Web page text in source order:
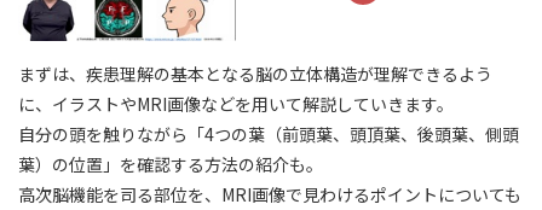
まずは、疾患理解の基本となる脳の立体構造が理解できるよう
に、イラストやMRI画像などを用いて解説していきます。
自分の頭を触りながら「4つの葉（前頭葉、頭頂葉、後頭葉、側頭
葉）の位置」を確認する方法の紹介も。
高次脳機能を司る部位を、MRI画像で見わけるポイントについても